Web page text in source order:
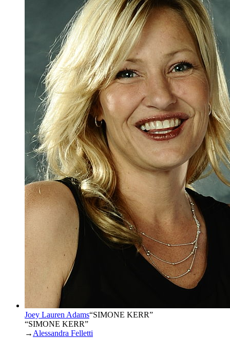
Joey Lauren Adams“SIMONE KERR”
“SIMONE KERR”
→ Alessandra Felletti